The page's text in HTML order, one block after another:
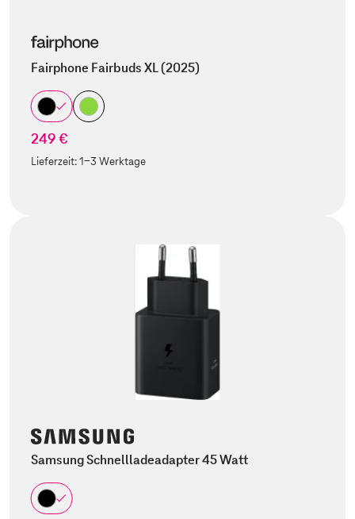
Fairphone Fairbuds XL (2025)
249 €
Lieferzeit:1-3 Werktage
Samsung Schnellladeadapter 45 Watt